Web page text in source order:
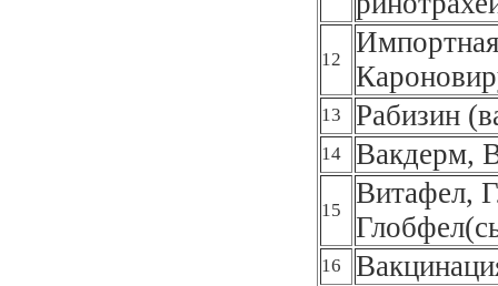
12
13 Рабизин
14 Вакдерм,
15
Витафел,
16